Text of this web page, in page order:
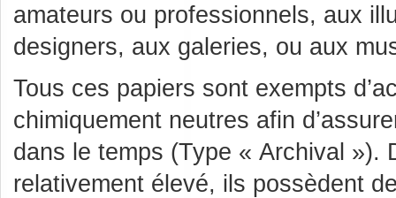
amateurs ou professionnels, aux
designers, aux galeries, ou aux
Tous ces papiers sont exempts
chimiquement neutres afin
dans le temps (Type « Archival »).
relativement élevé, ils possèdent